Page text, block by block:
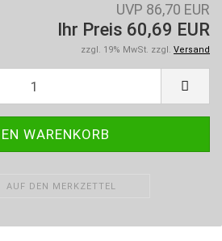
UVP 86,70 EUR
Ihr Preis 60,69 EUR
zzgl. 19% MwSt. zzgl. Versand
AUF DEN MERKZETTEL